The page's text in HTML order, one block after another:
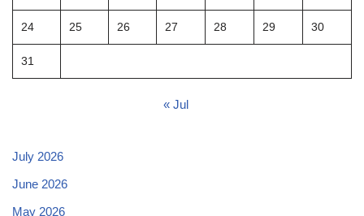
24 25 26 27 28 29 30
31
« Jul
July 2026
June 2026
May 2026